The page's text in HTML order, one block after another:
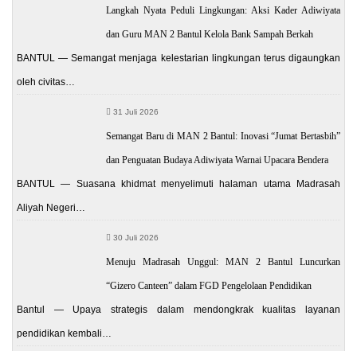
Langkah Nyata Peduli Lingkungan: Aksi Kader Adiwiyata
dan Guru MAN 2 Bantul Kelola Bank Sampah Berkah
BANTUL — Semangat menjaga kelestarian lingkungan terus digaungkan
oleh civitas…
31 Juli 2026
Semangat Baru di MAN 2 Bantul: Inovasi “Jumat Bertasbih”
dan Penguatan Budaya Adiwiyata Warnai Upacara Bendera
BANTUL — Suasana khidmat menyelimuti halaman utama Madrasah
Aliyah Negeri…
30 Juli 2026
Menuju Madrasah Unggul: MAN 2 Bantul Luncurkan
“Gizero Canteen” dalam FGD Pengelolaan Pendidikan
Bantul — Upaya strategis dalam mendongkrak kualitas layanan
pendidikan kembali…